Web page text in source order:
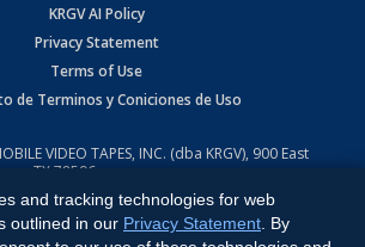
KRGV AI Policy
Privacy Statement
Terms of Use
de Terminos y Coniciones de Uso
VIDEO TAPES, INC. (dba KRGV), 900 East
TX 78596.
Powered by:Ruby Shore Software
and tracking technologies for web
outlined in our Privacy Statement . By